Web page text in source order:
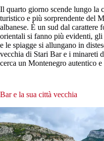
Il quarto giorno scende lungo la
turistico e più sorprendente del
albanese. È un sud dal carattere
orientali si fanno più evidenti,
e le spiagge si allungano in
vecchia di Stari Bar e i minareti
cerca un Montenegro autentico
Bar e la sua città vecchia